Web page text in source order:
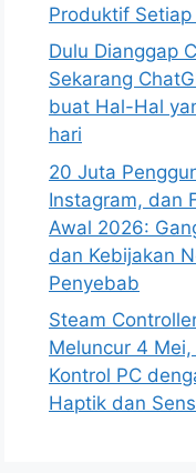
Produktif Setiap
Dulu Dianggap
Sekarang
buat Hal-Hal
hari
20 Juta
Instagram, dan
Awal 2026:
dan Kebijakan
Penyebab
Steam
Meluncur 4
Kontrol PC
Haptik dan